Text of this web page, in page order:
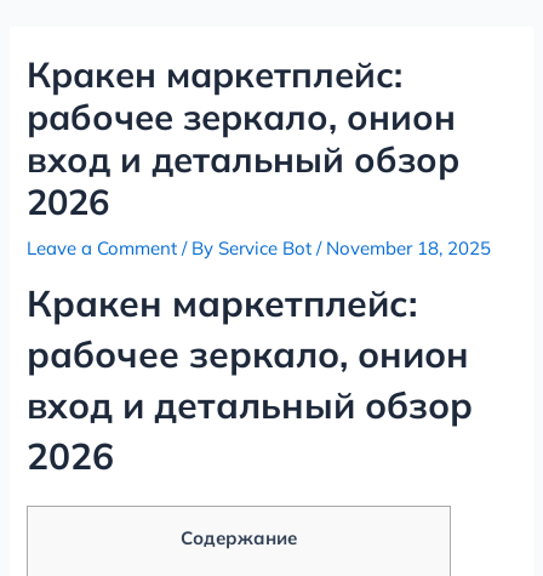
contentКракен маркетплейс:
рабочее зеркало, онион
вход и детальный обзор
2026
Leave a Comment / ByService Bot/ November 18, 2025
Кракен маркетплейс:
рабочее зеркало, онион
вход и детальный обзор
2026
Содержание